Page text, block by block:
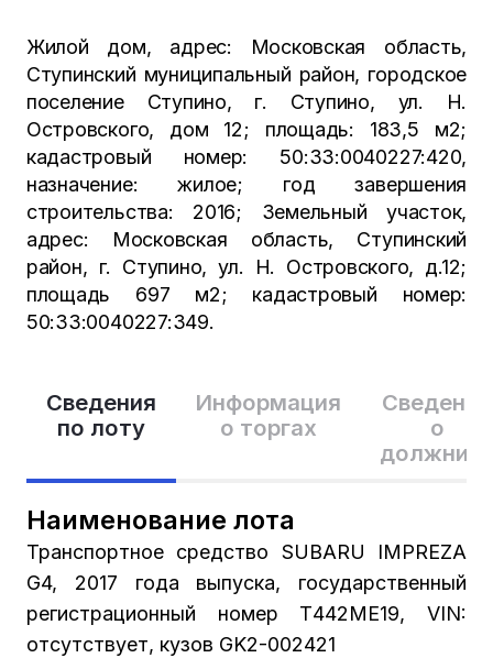
Сведения
по лоту
Информация
о торгах
Сведения
о
Наименование лота
Транспортное средство SUBARU IMPREZA
G4, 2017 года выпуска, государственный
регистрационный номер Т442МЕ19, VIN:
отсутствует, кузов GK2-002421
Жилой дом, адрес: Московская область,
Ступинский муниципальный район, городское
поселение Ступино, г. Ступино, ул. Н.
Островского, дом 12; площадь: 183,5 м2;
кадастровый номер: 50:33:0040227:420,
назначение: жилое; год завершения
строительства: 2016; Земельный участок,
адрес: Московская область, Ступинский
район, г. Ступино, ул. Н. Островского, д.12;
площадь 697 м2; кадастровый номер:
50:33:0040227:349.